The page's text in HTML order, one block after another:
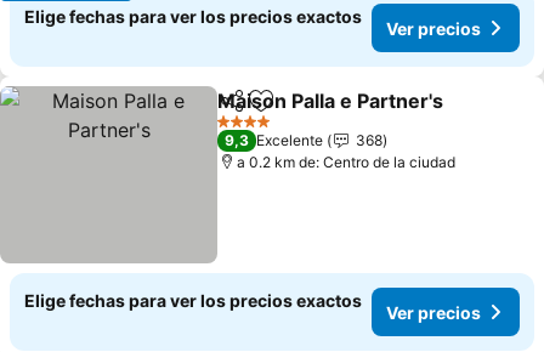
Elige fechas para ver los precios exactos
Ver precios
CompartirAgregar a favoritos
Maison Palla e Partner's
4 Estrellas
9,3 Excelente
368
a 0.2 km de: Centro de la ciudad
Elige fechas para ver los precios exactos
Ver precios